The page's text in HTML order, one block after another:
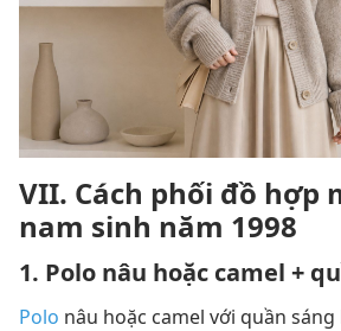
VII. Cách phối đồ hợp
nam sinh năm 1998
1. Polo nâu hoặc camel +
Polo nâu hoặc camel với quần